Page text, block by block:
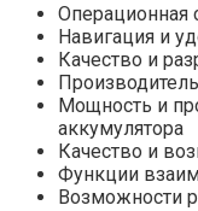
Операционная
Навигация и
Качество и
Мощность и
аккумулятора
Качество и
Функции
Возможности